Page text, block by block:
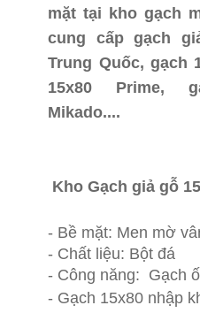
mặt tại kho gạch
cung cấp gạch
Trung Quốc, gạch
15x80 Prime,
Mikado....
Kho Gạch giả gỗ
- Bề mặt: Men mờ
- Chất liệu: Bột đá
- Công năng: Gạch
- Gạch 15x80 nhập